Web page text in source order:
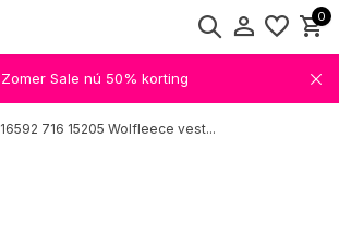
0
Zomer Sale nú 50% korting
16592 716 15205 Wolfleece vest...